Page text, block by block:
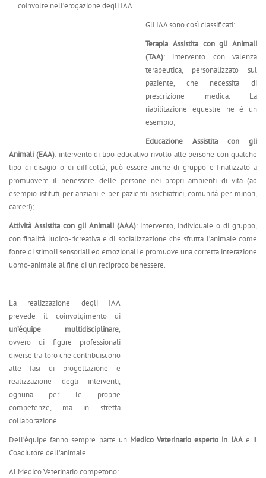
coinvolte nell’erogazione degli IAA
Gli IAA sono così classificati:
Terapia Assistita con gli Animali
(TAA): intervento con valenza
terapeutica, personalizzato sul
paziente, che necessita di
prescrizione medica. La
riabilitazione equestre ne è un
esempio;
Educazione Assistita con gli
Animali (EAA): intervento di tipo educativo rivolto alle persone con qualche
tipo di disagio o di difficoltà; può essere anche di gruppo e finalizzato a
promuovere il benessere delle persone nei propri ambienti di vita (ad
esempio istituti per anziani e per pazienti psichiatrici, comunità per minori,
carceri);
Attività Assistita con gli Animali (AAA): intervento, individuale o di gruppo,
con finalità ludico-ricreativa e di socializzazione che sfrutta l’animale come
fonte di stimoli sensoriali ed emozionali e promuove una corretta interazione
uomo-animale al fine di un reciproco benessere.
La realizzazione degli IAA
prevede il coinvolgimento di
un’équipe multidisciplinare,
ovvero di figure professionali
diverse tra loro che contribuiscono
alle fasi di progettazione e
realizzazione degli interventi,
ognuna per le proprie
competenze, ma in stretta
collaborazione.
Dell’équipe fanno sempre parte un Medico Veterinario esperto in IAAe il
Coadiutore dell’animale.
Al Medico Veterinario competono: